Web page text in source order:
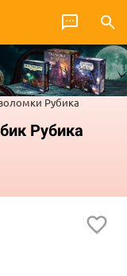
Рубика
Рубика